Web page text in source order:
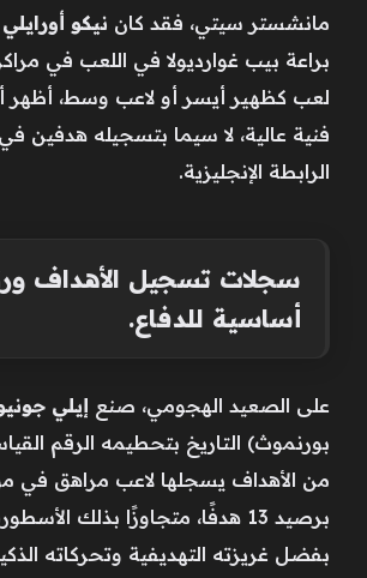
مانشستر سيتي، فقد كان نيكو أورايلي
براعة بيب غوارديولا في اللعب في
لعب كظهير أيسر أو لاعب وسط، أظهر
فنية عالية، لا سيما بتسجيله هدفين
الرابطة الإنجليزية.
سجلات تسجيل الأهداف
أساسية للدفاع.
على الصعيد الهجومي، صنع إيلي
بورنموث) التاريخ بتحطيمه الرقم
من الأهداف يسجلها لاعب مراهق في
برصيد 13 هدفًا، متجاوزًا بذلك
بفضل غريزته التهديفية وتحركاته